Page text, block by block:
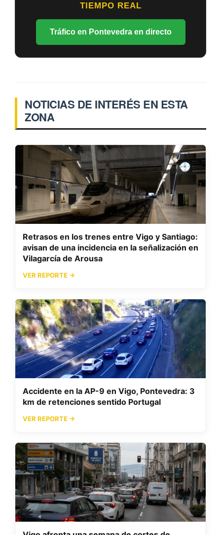
TIEMPO REAL
Tráfico en Pontevedra en directo
NOTICIAS DE INTERÉS EN ESTA
ZONA
Retrasos en los trenes entre Vigo y Santiago:
avisan de una incidencia en la señalización en
Vilagarcía de Arousa
VER REPORTE →
Accidente en la AP-9 en Vigo, Pontevedra: 3
km de retenciones sentido Portugal
VER REPORTE →